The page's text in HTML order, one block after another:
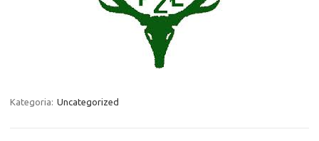
Kategoria: Uncategorized